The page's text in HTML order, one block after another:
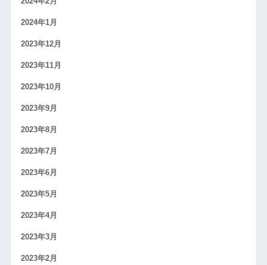
2024年1月
2023年12月
2023年11月
2023年10月
2023年9月
2023年8月
2023年7月
2023年6月
2023年5月
2023年4月
2023年3月
2023年2月